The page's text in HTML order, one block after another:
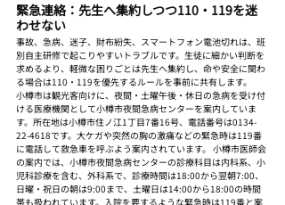
緊急連絡：先生へ集約しつつ110・119を迷
わせない
事故、急病、迷子、財布紛失、スマートフォン電池切れは、班
別自主研修で起こりやすいトラブルです。生徒に細かい判断を
求めるより、軽微な困りごとは先生へ集約し、命や安全に関わ
る場合は110・119を優先するルールを事前に共有します。
小樽市は観光客向けに、夜間・土曜午後・休日の急病を受け付
ける医療機関として小樽市夜間急病センターを案内していま
す。所在地は小樽市住ノ江1丁目7番16号、電話番号は0134-
22-4618です。大ケガや突然の胸の激痛などの緊急時は119番
に電話して救急車を呼ぶよう案内されています。 小樽市医師会
の案内では、小樽市夜間急病センターの診療科目は内科系、小
児科診療を含む、外科系で、診療時間は18:00から翌朝7:00、
日曜・祝日の朝は9:00まで、土曜日は14:00から18:00の時間
帯も扱われています。入院を要するような緊急時は119番と案